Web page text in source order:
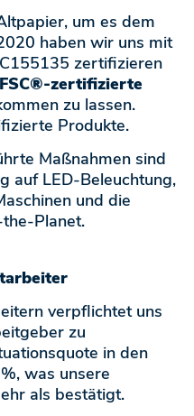
um es dem
haben wir uns mit
zertifizieren
zertifizierte
zu lassen.
Produkte.
Maßnahmen sind
auf LED-Beleuchtung,
und die
Planet.
verpflichtet uns
zu
in den
was unsere
als bestätigt.